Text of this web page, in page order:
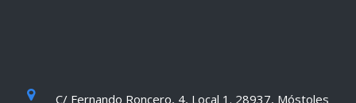
C/ Fernando Roncero, 4, Local 1. 28937, Móstoles